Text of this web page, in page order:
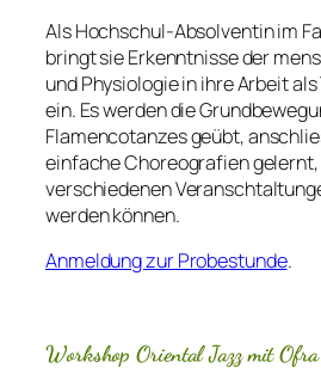
Als Hochschul-Absolventin im
bringt sie Erkenntnisse der
und Physiologie in ihre Arbeit
ein. Es werden die
Flamencotanzes geübt,
einfache Choreografien gelernt,
verschiedenen
werden können.
Anmeldung zur Probestunde.
Workshop Oriental Jazz mit